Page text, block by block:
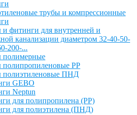
трубы и компрессионные
и фитинги для внутренней и
канализации диаметром 32-40-50-
200-...
полимерные
полипропиленовые PP
полиэтиленовые ПНД
GEBO
Neptun
для полипропилена (PP)
для полиэтилена (ПНД)